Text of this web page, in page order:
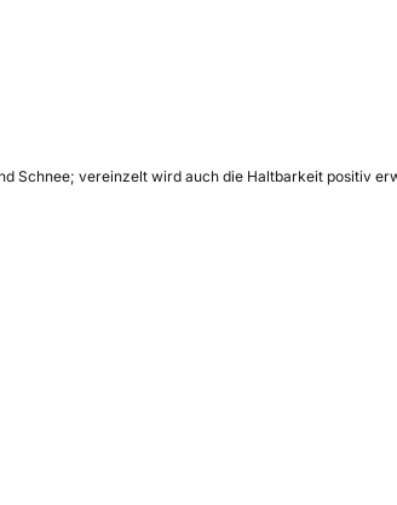
Schnee; vereinzelt wird auch die Haltbarkeit positiv